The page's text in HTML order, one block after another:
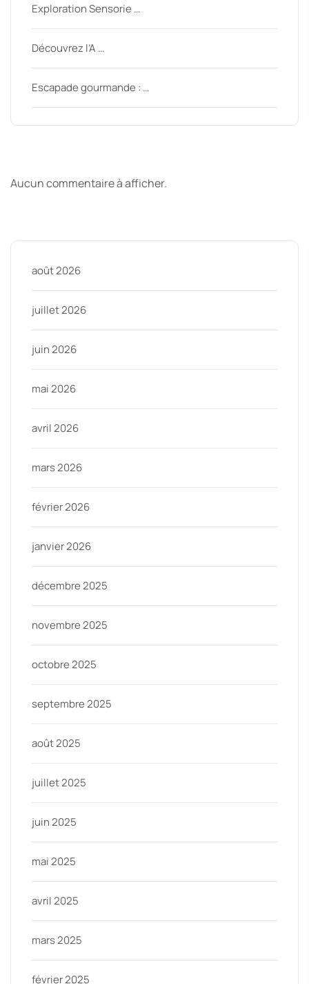
Exploration Sensorie …
Découvrez l’A …
Escapade gourmande : …
Aucun commentaire à afficher.
août 2026
juillet 2026
juin 2026
mai 2026
avril 2026
mars 2026
février 2026
janvier 2026
décembre 2025
novembre 2025
octobre 2025
septembre 2025
août 2025
juillet 2025
juin 2025
mai 2025
avril 2025
mars 2025
février 2025